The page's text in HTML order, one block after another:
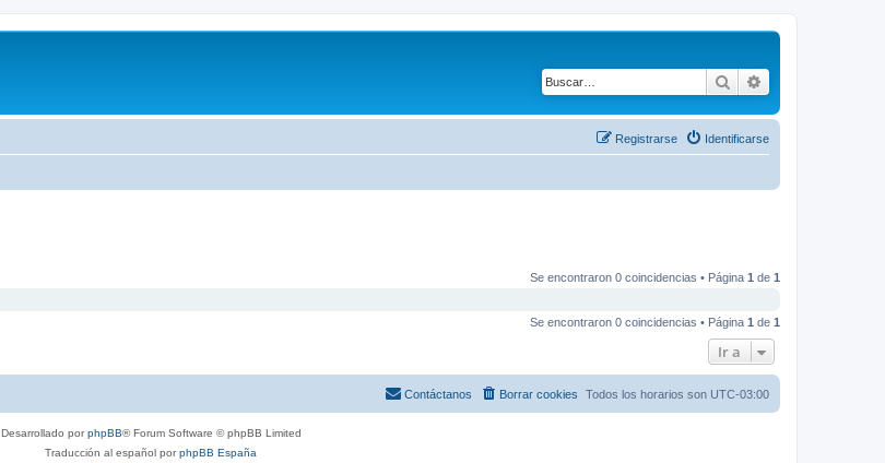
Buscar
Identificarse
Registrarse
Se encontraron 0 coincidencias • Página 1 de 1
Se encontraron 0 coincidencias • Página 1 de 1
Ir a
Todos los horarios son UTC-03:00
Borrar cookies
Contáctanos
Desarrollado porphpBB® Forum Software © phpBB Limited
Traducción al español porphpBB España